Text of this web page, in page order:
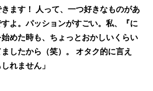
ます！ 人って、一つ好きなものがあ
よ。パッションがすごい。私、『に
めた時も、ちょっとおかしいくらい
したから（笑）。 オタク的に言え
れません」